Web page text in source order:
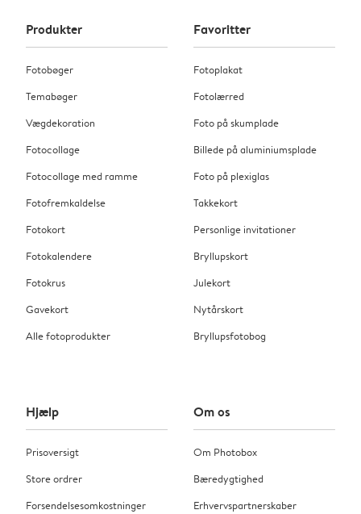
Produkter
Fotobøger
Temabøger
Vægdekoration
Fotocollage
Fotocollage med ramme
Fotofremkaldelse
Fotokort
Fotokalendere
Fotokrus
Gavekort
Alle fotoprodukter
Favoritter
Fotoplakat
Fotolærred
Foto på skumplade
Billede på aluminiumsplade
Foto på plexiglas
Takkekort
Personlige invitationer
Bryllupskort
Julekort
Nytårskort
Bryllupsfotobog
Hjælp
Prisoversigt
Store ordrer
Forsendelsesomkostninger
Om os
Om Photobox
Bæredygtighed
Erhvervspartnerskaber